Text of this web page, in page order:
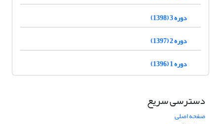
دوره 3 (1398)
دوره 2 (1397)
دوره 1 (1396)
دسترسی سریع
صفحه اصلی